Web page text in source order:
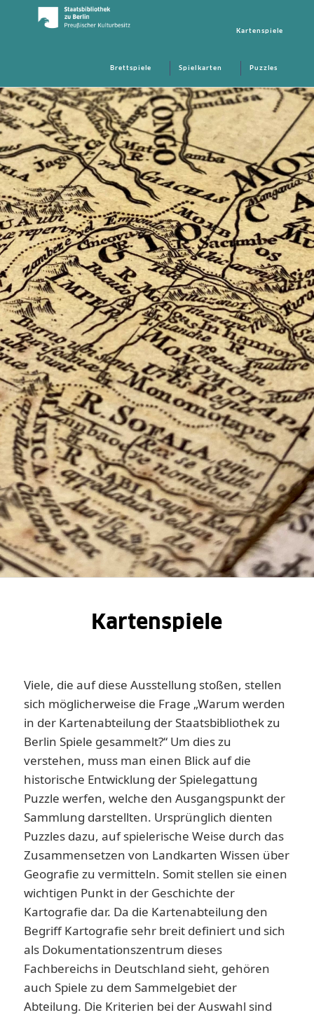
Kartenspiele
Brettspiele Spielkarten Puzzles
Kartenspiele
Viele, die auf diese Ausstellung stoßen, stellen
sich möglicherweise die Frage „Warum werden
in der Kartenabteilung der Staatsbibliothek zu
Berlin Spiele gesammelt?“ Um dies zu
verstehen, muss man einen Blick auf die
historische Entwicklung der Spielegattung
Puzzle werfen, welche den Ausgangspunkt der
Sammlung darstellten. Ursprünglich dienten
Puzzles dazu, auf spielerische Weise durch das
Zusammensetzen von Landkarten Wissen über
Geografie zu vermitteln. Somit stellen sie einen
wichtigen Punkt in der Geschichte der
Kartografie dar. Da die Kartenabteilung den
Begriff Kartografie sehr breit definiert und sich
als Dokumentationszentrum dieses
Fachbereichs in Deutschland sieht, gehören
auch Spiele zu dem Sammelgebiet der
Abteilung. Die Kriterien bei der Auswahl sind